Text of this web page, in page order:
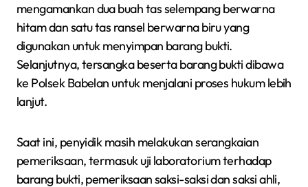
mengamankan dua buah tas selempang berwarna
hitam dan satu tas ransel berwarna biru yang
digunakan untuk menyimpan barang bukti.
Selanjutnya, tersangka beserta barang bukti dibawa
ke Polsek Babelan untuk menjalani proses hukum lebih
lanjut.
Saat ini, penyidik masih melakukan serangkaian
pemeriksaan, termasuk uji laboratorium terhadap
barang bukti, pemeriksaan saksi-saksi dan saksi ahli,